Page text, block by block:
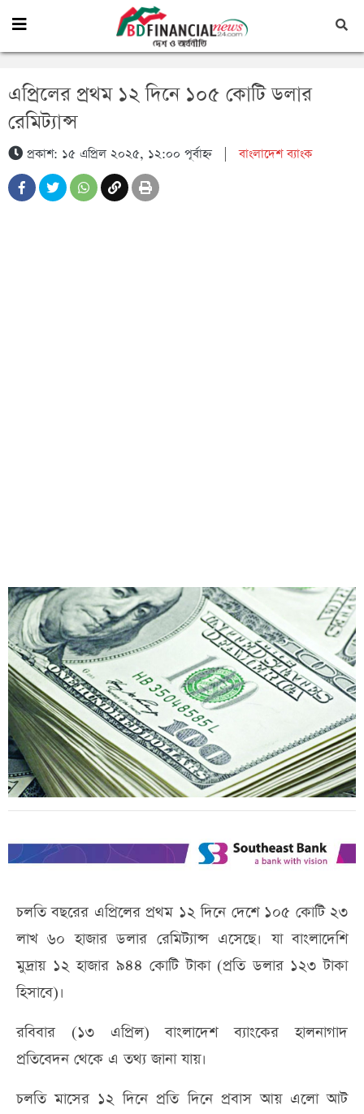
এপ্রিলের প্রথম ১২ দিনে ১০৫ কোটি ডলার
রেমিট্যান্স
প্রকাশ: ১৫ এপ্রিল ২০২৫, ১২:০০ পূর্বাহ্ন|বাংলাদেশ ব্যাংক
চলতি বছরের এপ্রিলের প্রথম ১২ দিনে দেশে ১০৫ কোটি ২৩
লাখ ৬০ হাজার ডলার রেমিট্যান্স এসেছে। যা বাংলাদেশি
মুদ্রায় ১২ হাজার ৯৪৪ কোটি টাকা (প্রতি ডলার ১২৩ টাকা
হিসাবে)।
রবিবার (১৩ এপ্রিল) বাংলাদেশ ব্যাংকের হালনাগাদ
প্রতিবেদন থেকে এ তথ্য জানা যায়।
চলতি মাসের ১২ দিনে প্রতি দিনে প্রবাস আয় এলো আট